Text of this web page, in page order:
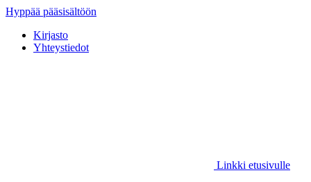
Hyppää pääsisältöön
Kirjasto
Yhteystiedot
Linkki etusivulle